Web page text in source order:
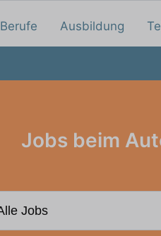
Berufe Ausbildung
Jobs beim